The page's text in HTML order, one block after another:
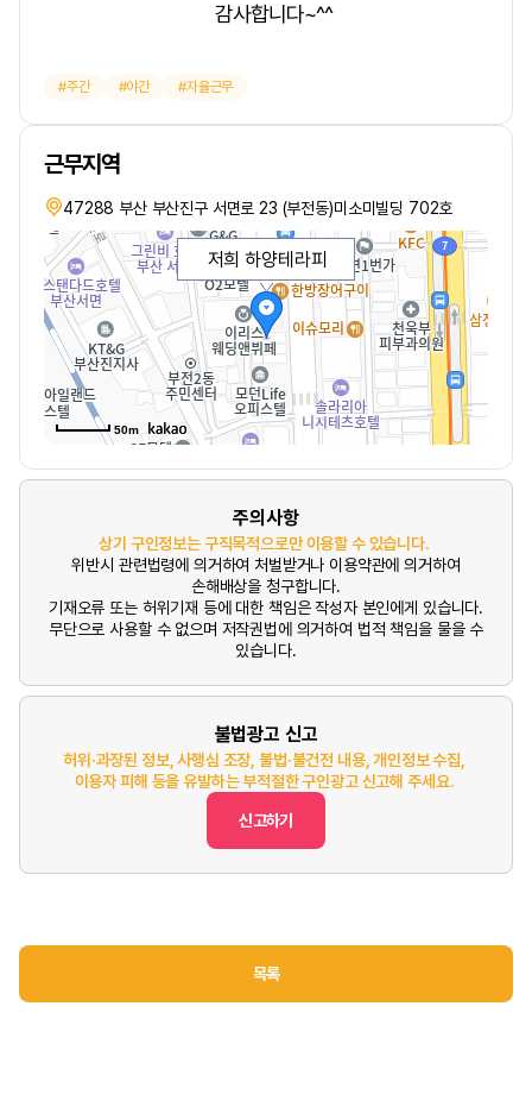
감사합니다~^^
주간 야간 자율근무
근무지역
47288 부산 부산진구 서면로 23 (부전동)미소미빌딩 702호
저희 하양테라피
50m
주의사항
상기 구인정보는 구직목적으로만 이용할 수 있습니다.
위반시 관련법령에 의거하여 처벌받거나 이용약관에 의거하여
손해배상을 청구합니다.
기재오류 또는 허위기재 등에 대한 책임은 작성자 본인에게 있습니다.
무단으로 사용할 수 없으며 저작권법에 의거하여 법적 책임을 물을 수
있습니다.
불법광고 신고
허위·과장된 정보, 사행심 조장, 불법·불건전 내용, 개인정보 수집,
이용자 피해 등을 유발하는 부적절한 구인광고 신고해 주세요.
신고하기
목록